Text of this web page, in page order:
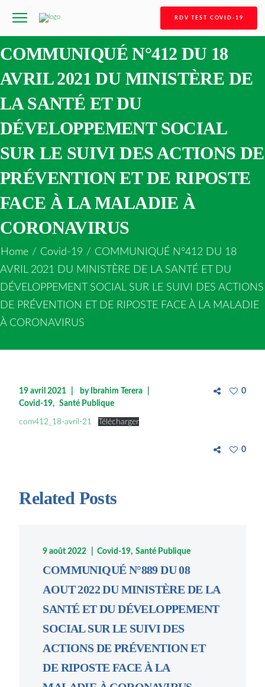
RDV TEST COVID-19
COMMUNIQUÉ N°412 DU 18
AVRIL 2021 DU MINISTÈRE DE
LA SANTÉ ET DU
DÉVELOPPEMENT SOCIAL
SUR LE SUIVI DES ACTIONS DE
PRÉVENTION ET DE RIPOSTE
FACE À LA MALADIE À
CORONAVIRUS
Home / Covid-19 / COMMUNIQUÉ N°412 DU 18
AVRIL 2021 DU MINISTÈRE DE LA SANTÉ ET DU
DÉVELOPPEMENT SOCIAL SUR LE SUIVI DES ACTIONS
DE PRÉVENTION ET DE RIPOSTE FACE À LA MALADIE
À CORONAVIRUS
19 avril 2021 by Ibrahim Terera
Covid-19
Santé Publique
0
com412_18-avril-21 Télécharger
0
Related Posts
9 août 2022 Covid-19 Santé Publique
COMMUNIQUÉ N°889 DU 08
AOUT 2022 DU MINISTÈRE DE LA
SANTÉ ET DU DÉVELOPPEMENT
SOCIAL SUR LE SUIVI DES
ACTIONS DE PRÉVENTION ET
DE RIPOSTE FACE À LA